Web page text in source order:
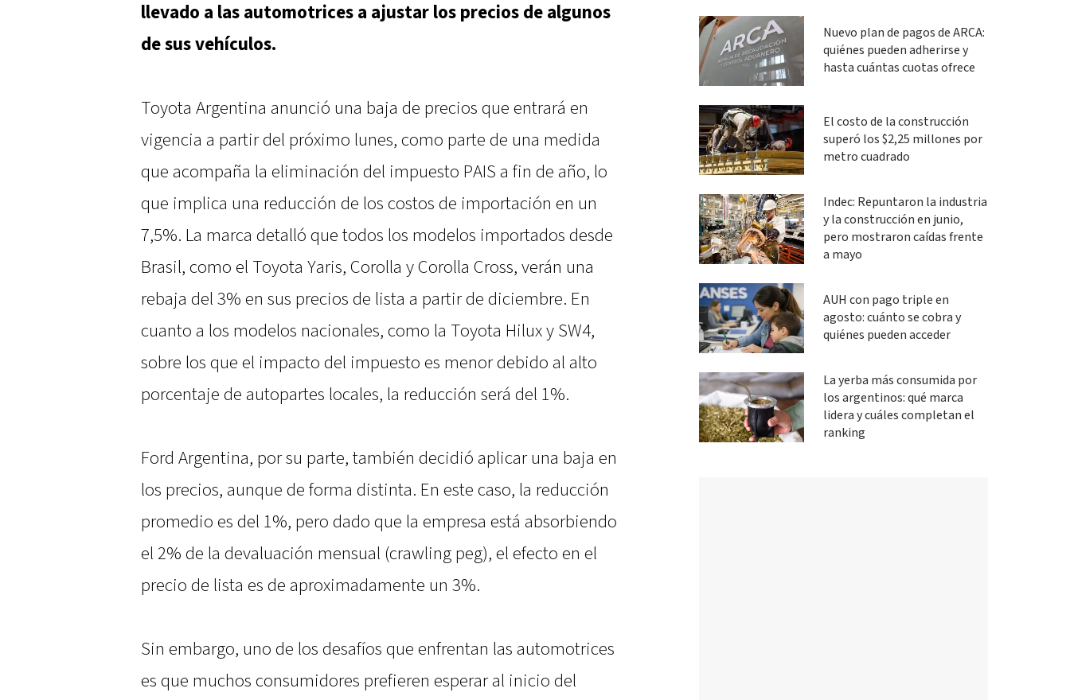
llevado a las automotrices a ajustar los precios de algunos
de sus vehículos.
Toyota Argentina anunció una baja de precios que entrará en
vigencia a partir del próximo lunes, como parte de una medida
que acompaña la eliminación del impuesto PAIS a fin de año, lo
que implica una reducción de los costos de importación en un
7,5%. La marca detalló que todos los modelos importados desde
Brasil, como el Toyota Yaris, Corolla y Corolla Cross, verán una
rebaja del 3% en sus precios de lista a partir de diciembre. En
cuanto a los modelos nacionales, como la Toyota Hilux y SW4,
sobre los que el impacto del impuesto es menor debido al alto
porcentaje de autopartes locales, la reducción será del 1%.
Ford Argentina, por su parte, también decidió aplicar una baja en
los precios, aunque de forma distinta. En este caso, la reducción
promedio es del 1%, pero dado que la empresa está absorbiendo
el 2% de la devaluación mensual (crawling peg), el efecto en el
precio de lista es de aproximadamente un 3%.
Sin embargo, uno de los desafíos que enfrentan las automotrices
es que muchos consumidores prefieren esperar al inicio del
Nuevo plan de pagos de ARCA:
quiénes pueden adherirse y
hasta cuántas cuotas ofrece
El costo de la construcción
superó los $2,25 millones por
metro cuadrado
Indec: Repuntaron la industria
y la construcción en junio,
pero mostraron caídas frente
a mayo
AUH con pago triple en
agosto: cuánto se cobra y
quiénes pueden acceder
La yerba más consumida por
los argentinos: qué marca
lidera y cuáles completan el
ranking